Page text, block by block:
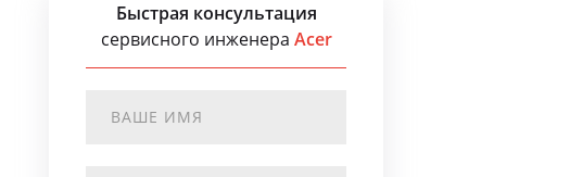
Быстрая консультация
сервисного инженера Acer